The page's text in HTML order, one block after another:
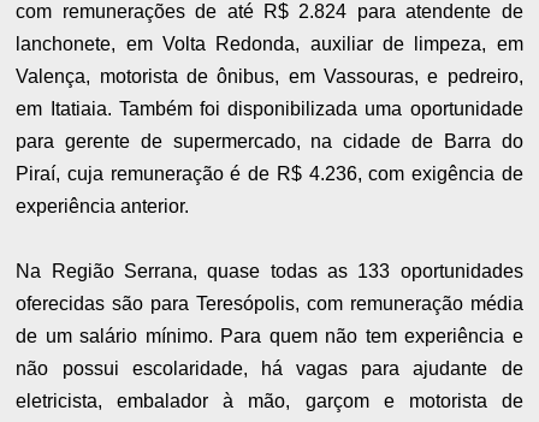
com remunerações de até R$ 2.824 para atendente de
lanchonete, em Volta Redonda, auxiliar de limpeza, em
Valença, motorista de ônibus, em Vassouras, e pedreiro,
em Itatiaia. Também foi disponibilizada uma oportunidade
para gerente de supermercado, na cidade de Barra do
Piraí, cuja remuneração é de R$ 4.236, com exigência de
experiência anterior.
Na Região Serrana, quase todas as 133 oportunidades
oferecidas são para Teresópolis, com remuneração média
de um salário mínimo. Para quem não tem experiência e
não possui escolaridade, há vagas para ajudante de
eletricista, embalador à mão, garçom e motorista de